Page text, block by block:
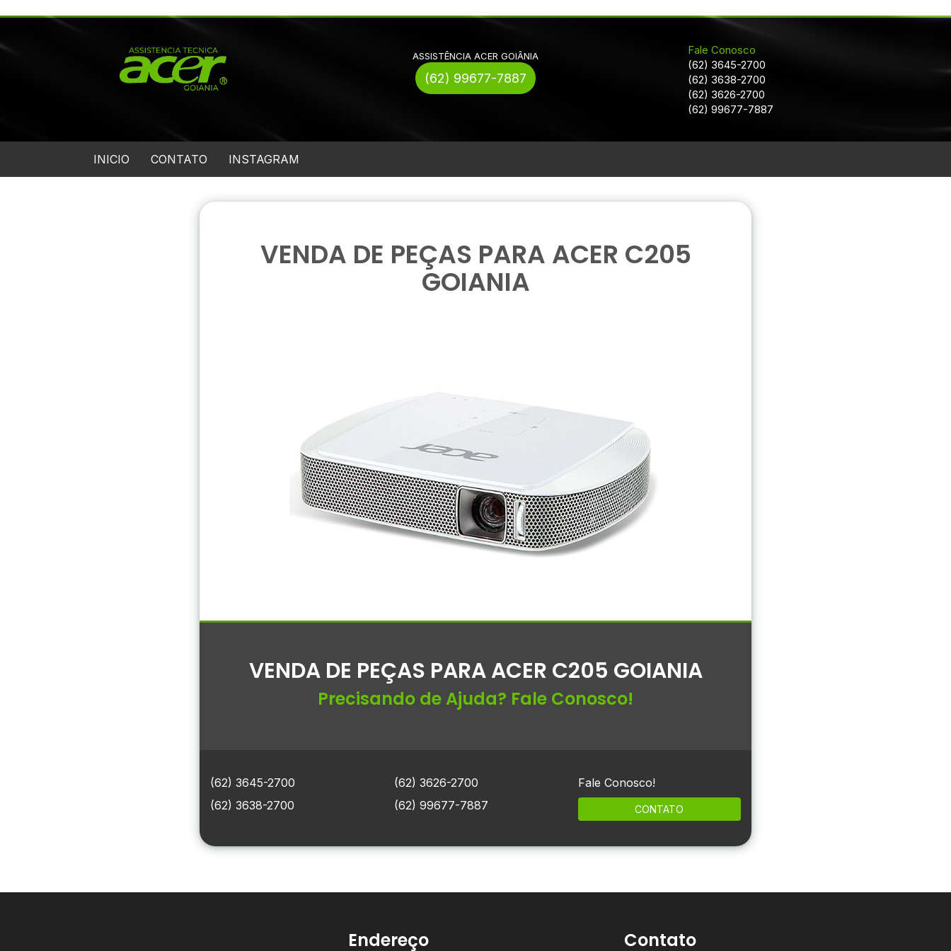
ASSISTÊNCIA ACER GOIÂNIA
(62) 99677-7887
Fale Conosco
(62) 3645-2700
(62) 3638-2700
(62) 3626-2700
(62) 99677-7887
INICIO CONTATO INSTAGRAM
VENDA DE PEÇAS PARA ACER C205
GOIANIA
VENDA DE PEÇAS PARA ACER C205 GOIANIA
Precisando de Ajuda? Fale Conosco!
(62) 3645-2700
(62) 3638-2700
(62) 3626-2700
(62) 99677-7887
Fale Conosco!
CONTATO
Endereço Contato